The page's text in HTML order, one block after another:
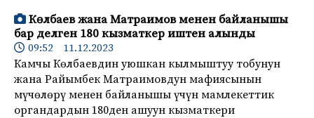
Көлбаев жана Матраимов менен байланышы
бар делген 180 кызматкер иштен алынды
09:52 11.12.2023
Камчы Көлбаевдин уюшкан кылмыштуу тобунун
жана Райымбек Матраимовдун мафиясынын
мүчөлөрү менен байланышы үчүн мамлекеттик
органдардын 180ден ашуун кызматкери